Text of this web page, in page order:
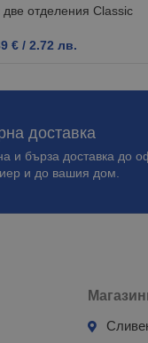
две отделения Classic
€ / 2.72 лв.
доставка
и бърза доставка до
и до вашия дом.